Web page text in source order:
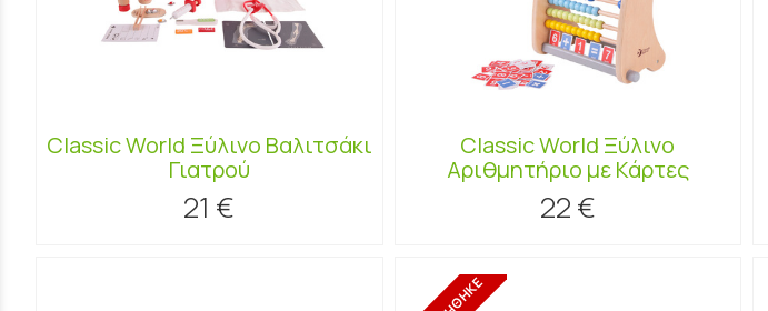
Classic World Ξύλινο Βαλιτσάκι
Γιατρού
21 €
Classic World Ξύλινο
Αριθμητήριο με Κάρτες
22 €